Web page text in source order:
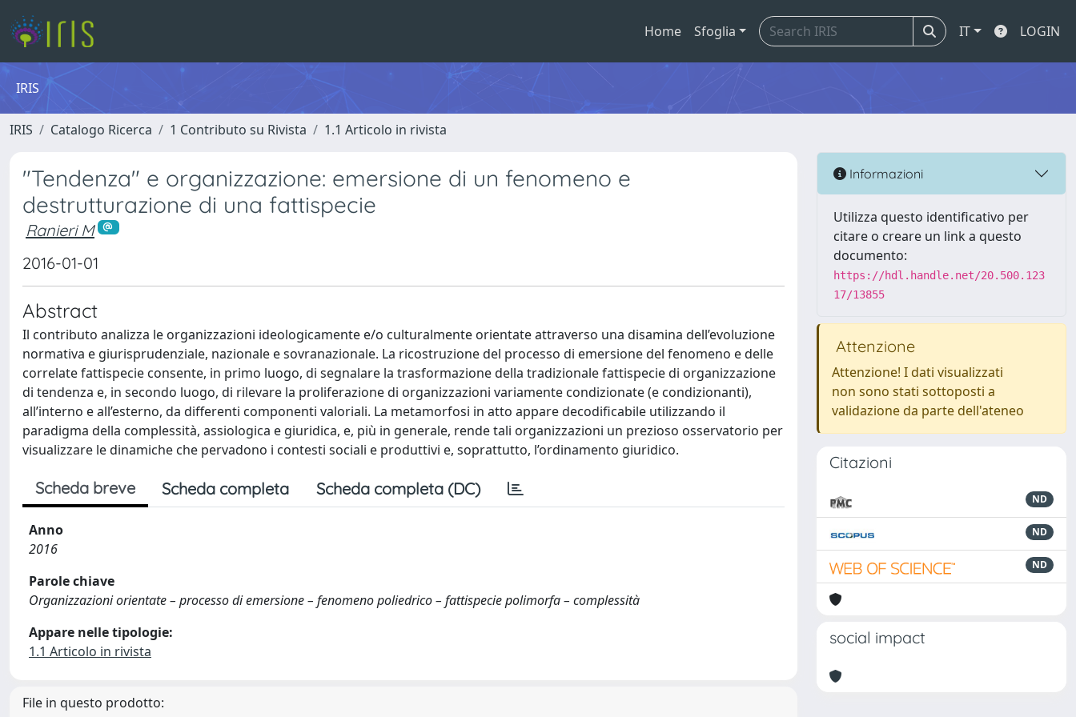
Home Sfoglia IT LOGIN
IRIS
IRIS Catalogo Ricerca 1 Contributo su Rivista 1.1 Articolo in rivista
"Tendenza" e organizzazione: emersione di un fenomeno e
destrutturazione di una fattispecie
Ranieri M
2016-01-01
Abstract
Il contributo analizza le organizzazioni ideologicamente e/o culturalmente orientate attraverso una disamina dell’evoluzione
normativa e giurisprudenziale, nazionale e sovranazionale. La ricostruzione del processo di emersione del fenomeno e delle
correlate fattispecie consente, in primo luogo, di segnalare la trasformazione della tradizionale fattispecie di organizzazione
di tendenza e, in secondo luogo, di rilevare la proliferazione di organizzazioni variamente condizionate (e condizionanti),
all’interno e all’esterno, da differenti componenti valoriali. La metamorfosi in atto appare decodificabile utilizzando il
paradigma della complessità, assiologica e giuridica, e, più in generale, rende tali organizzazioni un prezioso osservatorio per
visualizzare le dinamiche che pervadono i contesti sociali e produttivi e, soprattutto, l’ordinamento giuridico.
Scheda breve Scheda completa Scheda completa (DC)
Anno
2016
Parole chiave
Organizzazioni orientate – processo di emersione – fenomeno poliedrico – fattispecie polimorfa – complessità
Appare nelle tipologie:
1.1 Articolo in rivista
File in questo prodotto:
Informazioni
Utilizza questo identificativo per
citare o creare un link a questo
documento:
https://hdl.handle.net/20.500.123
17/13855
Attenzione
Attenzione! I dati visualizzati
non sono stati sottoposti a
validazione da parte dell'ateneo
Citazioni
ND
ND
ND
social impact